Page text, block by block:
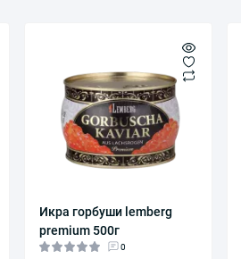
Икра горбуши lemberg
premium 500г
0